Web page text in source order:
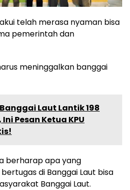
telah merasa nyaman bisa
pemerintah dan
meninggalkan banggai
Banggai Laut Lantik 198
Pesan Ketua KPU
berharap apa yang
di Banggai Laut bisa
Banggai Laut.